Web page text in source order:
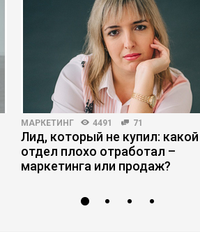
МАРКЕТИНГ 4491 71
Лид, который не купил: какой
отдел плохо отработал –
маркетинга или продаж?